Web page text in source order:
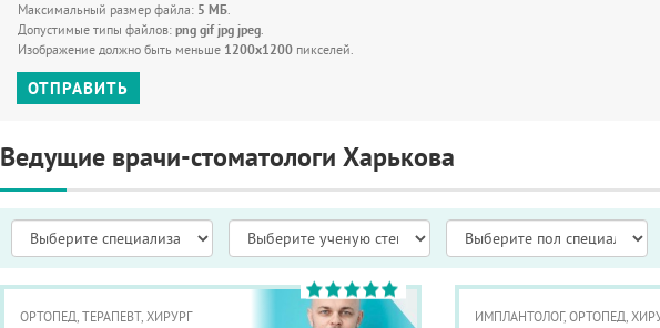
Максимальный размер файла: 5 МБ.
Допустимые типы файлов: png gif jpg jpeg.
Изображение должно быть меньше 1200x1200 пикселей.
ОТПРАВИТЬ
Ведущие врачи-стоматологи Харькова
ОРТОПЕД, ТЕРАПЕВТ, ХИРУРГ ИМПЛАНТОЛОГ, ОРТОПЕД,